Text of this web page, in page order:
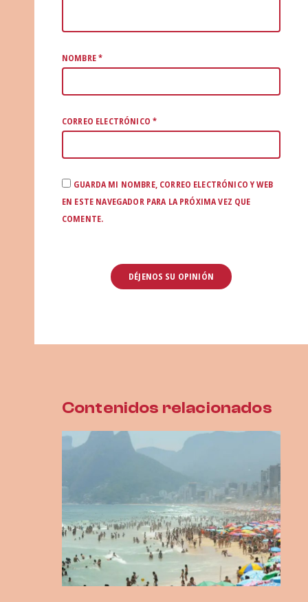
NOMBRE*
CORREO ELECTRÓNICO*
GUARDA MI NOMBRE, CORREO ELECTRÓNICO Y WEB
EN ESTE NAVEGADOR PARA LA PRÓXIMA VEZ QUE
COMENTE.
Contenidos relacionados